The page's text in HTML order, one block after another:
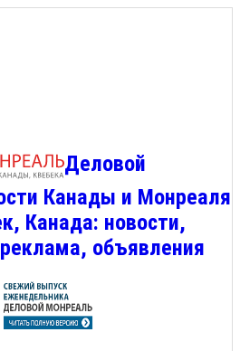
Деловой
Канады и Монреаля
Канада: новости,
объявления